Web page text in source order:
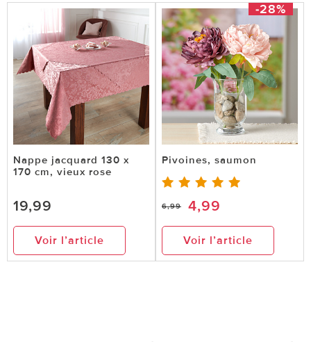
Nappe jacquard 130 x
170 cm, vieux rose
19,99
Voir l’article
-28%
Pivoines, saumon
6,99 4,99
Voir l’article